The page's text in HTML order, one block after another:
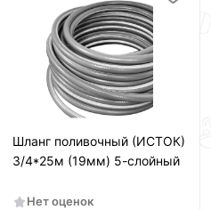
Шланг поливочный (ИСТОК)
3/4*25м (19мм) 5-слойный
Нет оценок